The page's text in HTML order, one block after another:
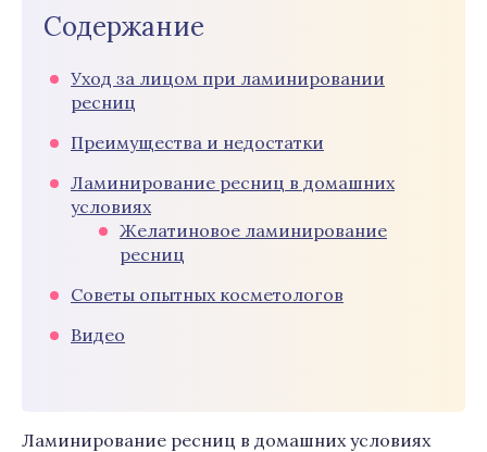
Содержание
Уход за лицом при ламинировании
ресниц
Преимущества и недостатки
Ламинирование ресниц в домашних
условиях
Желатиновое ламинирование
ресниц
Советы опытных косметологов
Видео
Ламинирование ресниц в домашних условиях